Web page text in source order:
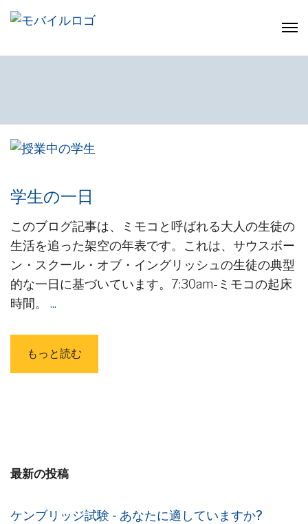
学生の一日
このブログ記事は、ミモコと呼ばれる大人の生徒の
生活を追った架空の年表です。これは、サウスボー
ン・スクール・オブ・イングリッシュの生徒の典型
的な一日に基づいています。7:30am-ミモコの起床
時間。 ...
もっと読む
最新の投稿
ケンブリッジ試験 - あなたに適していますか?